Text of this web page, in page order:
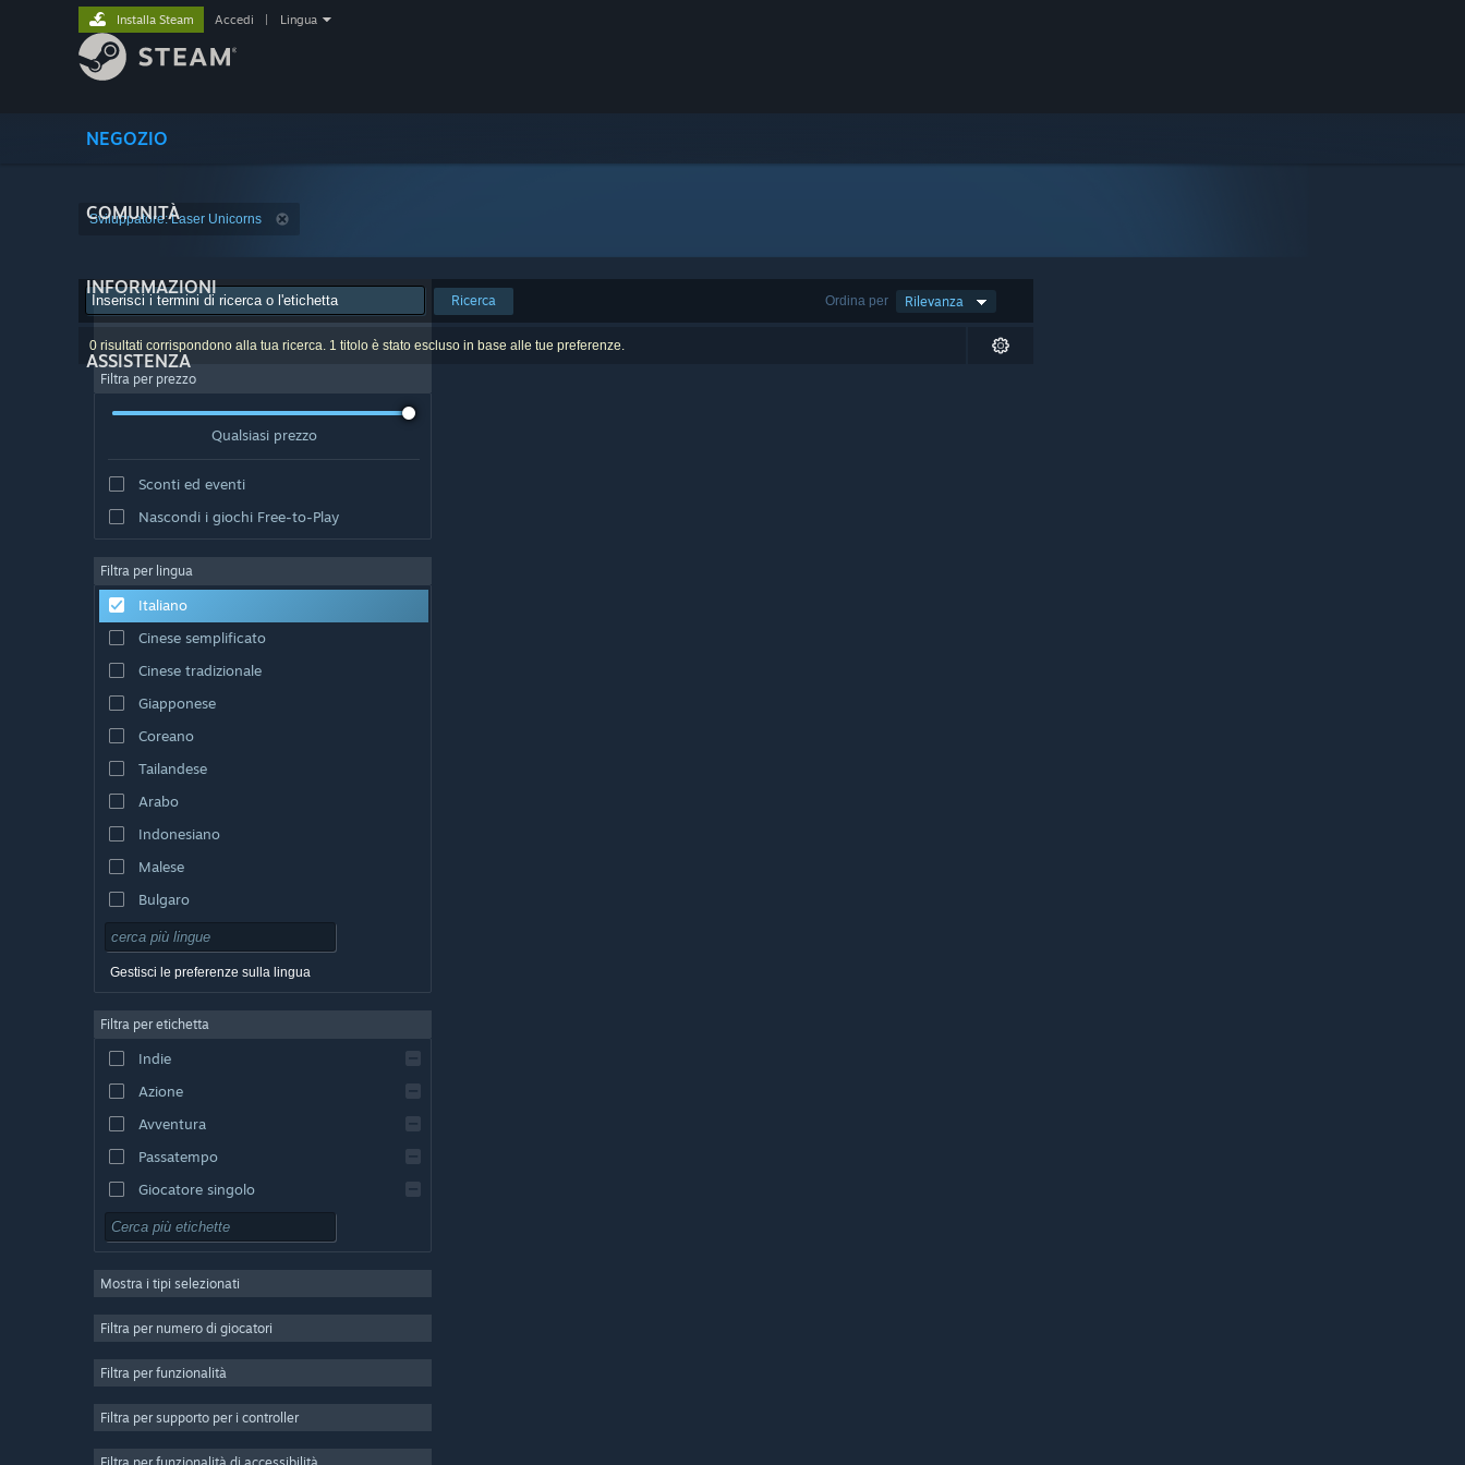
NEGOZIO
COMUNITÀ
INFORMAZIONI
ASSISTENZA
Installa Steam Accedi Lingua
Sviluppatore: Laser Unicorns
Ordina per Rilevanza
Ricerca
0 risultati corrispondono alla tua ricerca. 1 titolo è stato escluso in base alle tue preferenze.
Filtra per prezzo
Qualsiasi prezzo
Sconti ed eventi
Nascondi i giochi Free-to-Play
Filtra per lingua
Italiano
Cinese semplificato
Cinese tradizionale
Giapponese
Coreano
Tailandese
Arabo
Indonesiano
Malese
Bulgaro
Ceco
Danese
Inglese
Spagnolo - Spagna
Spagnolo - America Latina
Gestisci le preferenze sulla lingua
Filtra per etichetta
Indie
Azione
Avventura
Passatempo
Giocatore singolo
Simulazione
Strategia
Free-to-Play
Mostra i tipi selezionati
Filtra per numero di giocatori
Filtra per funzionalità
Filtra per supporto per i controller